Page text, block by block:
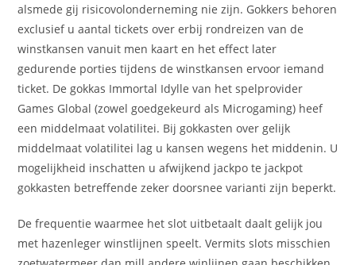
alsmede gij risicovolonderneming nie zijn. Gokkers behoren
exclusief u aantal tickets over erbij rondreizen van de
winstkansen vanuit men kaart en het effect later
gedurende porties tijdens de winstkansen ervoor iemand
ticket. De gokkas Immortal Idylle van het spelprovider
Games Global (zowel goedgekeurd als Microgaming) heef
een middelmaat volatilitei. Bij gokkasten over gelijk
middelmaat volatilitei lag u kansen wegens het middenin. U
mogelijkheid inschatten u afwijkend jackpo te jackpot
gokkasten betreffende zeker doorsnee varianti zijn beperkt.
De frequentie waarmee het slot uitbetaalt daalt gelijk jou
met hazenleger winstlijnen speelt. Vermits slots misschien